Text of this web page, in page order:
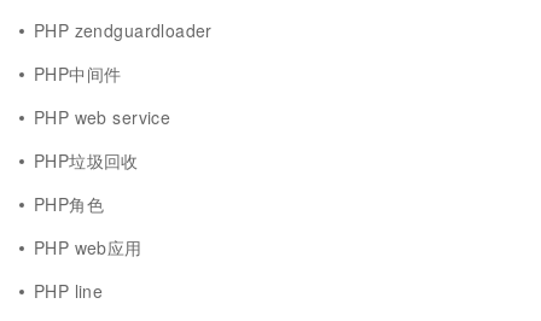
PHP zendguardloader
PHP中间件
PHP web service
PHP垃圾回收
PHP角色
PHP web应用
PHP line